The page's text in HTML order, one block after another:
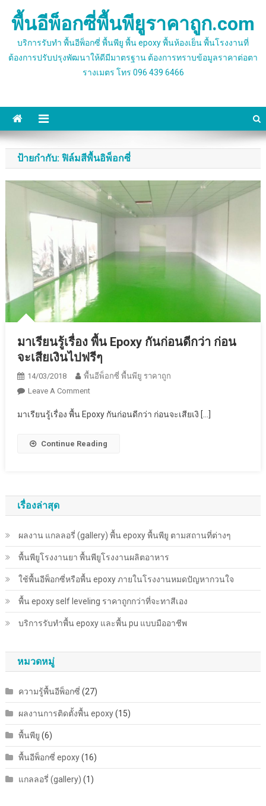
พื้นอีพ็อกซี่พื้นพียูราคาถูก.com
บริการรับทำ พื้นอีพ็อกซี่ พื้นพียู พื้น epoxy พื้นห้องเย็น พื้นโรงงานที่
ต้องการปรับปรุงพัฒนาให้ดีมีมาตรฐาน ต้องการทราบข้อมูลราคาต่อตา
รางเมตร โทร 096 439 6466
ป้ายกำกับ: ฟิล์มสีพื้นอิพ็อกซี่
มาเรียนรู้เรื่อง พื้น Epoxy กันก่อนดีกว่า ก่อน
จะเสียเงินไปฟรีๆ
14/03/2018
พื้นอีพ็อกซี่ พื้นพียู ราคาถูก
Leave A CommentOn
เรียน
เรื่อง
ก่อน
จะ
เสีย
เงิน
ฟรีๆ
มาเรียนรู้เรื่อง พื้น Epoxy กันก่อนดีกว่า ก่อนจะเสียเงิ […]
Continue Reading
เรื่องล่าสุด
ผลงาน แกลลอรี่ (gallery) พื้น epoxy พื้นพียู ตามสถานที่ต่างๆ
พื้นพียู​โรงงานยา พื้นพียู​โรงงานผลิตอาหาร
ใช้พื้นอีพ็อกซี่หรือพื้น epoxy ภายในโรงงานหมดปัญหากวนใจ
พื้น epoxy self leveling ราคาถูกกว่าที่จะทาสีเอง
บริการรับทำพื้น epoxy และพื้น pu แบบมืออาชีพ
หมวดหมู่
ความรู้พื้นอีพ็อกซี่ (27)
ผลงานการติดตั้งพื้น epoxy(15)
พื้นพียู (6)
พื้นอีพ็อกซี่ epoxy(16)
แกลลอรี่ (gallery) (1)